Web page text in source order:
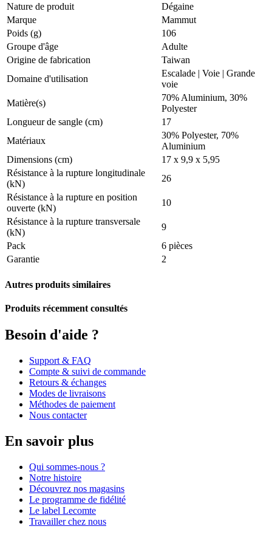
Nature de produit
Dégaine
Marque
Mammut
Poids (g)
106
Groupe d'âge
Adulte
Origine de fabrication
Taiwan
Domaine d'utilisation
Escalade | Voie | Grande
voie
Matière(s)
70% Aluminium, 30%
Polyester
Longueur de sangle (cm)
17
Matériaux
30% Polyester, 70%
Aluminium
Dimensions (cm)
17 x 9,9 x 5,95
Résistance à la rupture longitudinale
(kN)
26
Résistance à la rupture en position
ouverte (kN)
10
Résistance à la rupture transversale
(kN)
9
Pack
6 pièces
Garantie
2
Autres produits similaires
Produits récemment consultés
Besoin d'aide ?
Support & FAQ
Compte & suivi de commande
Retours & échanges
Modes de livraisons
Méthodes de paiement
Nous contacter
En savoir plus
Qui sommes-nous ?
Notre histoire
Découvrez nos magasins
Le programme de fidélité
Le label Lecomte
Travailler chez nous